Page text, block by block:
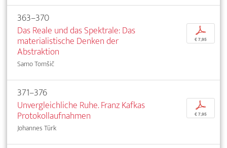
363–370
Das Reale und das Spektrale: Das
materialistische Denken der
Abstraktion
Samo Tomšič
p
€ 7,95
371–376
Unvergleichliche Ruhe. Franz Kafkas
Protokollaufnahmen
Johannes Türk
p
€ 7,95